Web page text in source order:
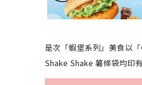
是次「蝦堡系列」美食以
Shake Shake 薯條袋均印